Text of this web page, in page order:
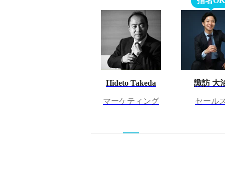
Hideto Takeda
マーケティング
諏訪 大
セール